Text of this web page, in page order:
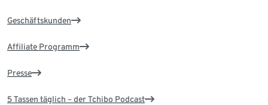
Geschäftskunden
Affiliate Programm
Presse
5 Tassen täglich – der Tchibo Podcast